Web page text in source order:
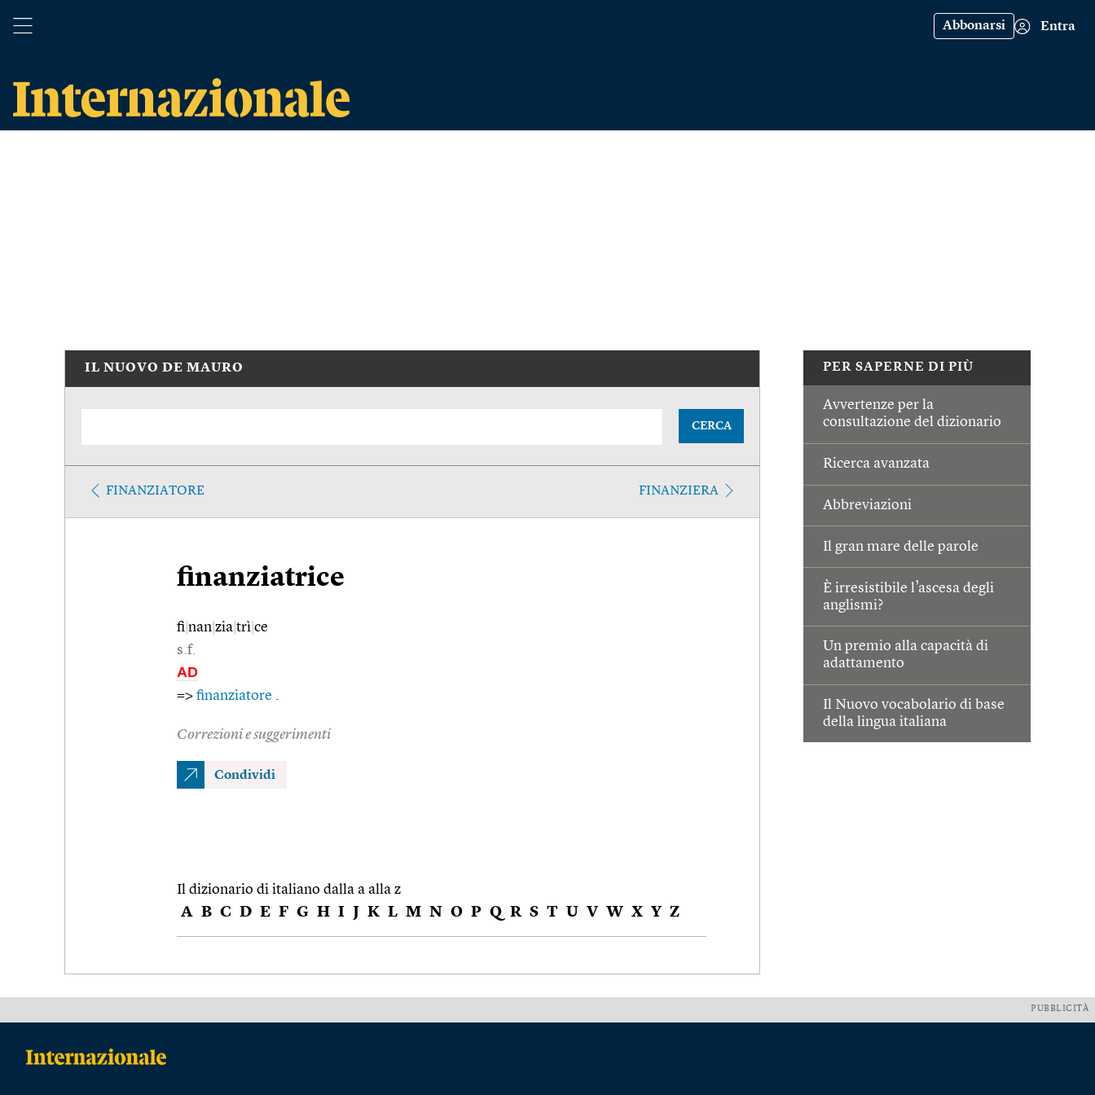
Abbonarsi Entra
PER SAPERNE DI PIÙ
Avvertenze per la
consultazione del dizionario
Ricerca avanzata
Abbreviazioni
Il gran mare delle parole
È irresistibile l’ascesa degli
anglismi?
Un premio alla capacità di
adattamento
Il Nuovo vocabolario di base
della lingua italiana
IL NUOVO DE MAURO
CERCA
FINANZIATORE FINANZIERA
finanziatrice
fi nan zia trì ce
s.f.
AD
=> finanziatore .
Correzioni e suggerimenti
Condividi
Il dizionario di italiano dalla a alla z
A B C D E F G H I J K L M N O P Q R S T U V W X Y Z
PUBBLICITÀ